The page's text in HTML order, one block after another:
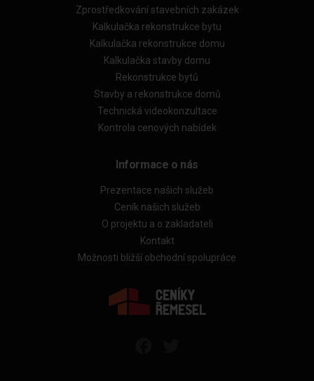
Zprostředkování stavebních zakázek
Kalkulačka rekonstrukce bytu
Kalkulačka rekonstrukce domu
Kalkulačka stavby domu
Rekonstrukce bytů
Stavby a rekonstrukce domů
Technická videokonzultace
Kontrola cenových nabídek
Informace o nás
Prezentace našich služeb
Ceník našich služeb
O projektu a o zakladateli
Kontakt
Možnosti bližší obchodní spolupráce